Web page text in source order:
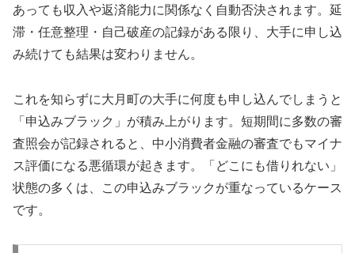
あっても収入や返済能力に関係なく自動否決されます。延
滞・任意整理・自己破産の記録がある限り、大手に申し込
み続けても結果は変わりません。
これを知らずに大月町の大手に何度も申し込んでしまうと
「申込みブラック」が積み上がります。短期間に多数の審
査照会が記録されると、中小消費者金融の審査でもマイナ
ス評価になる悪循環が起きます。「どこにも借りれない」
状態の多くは、この申込みブラックが重なっているケース
です。